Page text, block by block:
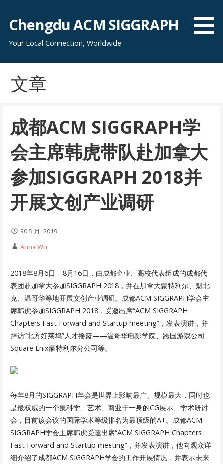
Chengdu ACM SIGGRAPH
Your Local Connection, Worldwide
文章
成都ACM SIGGRAPH学
会主席韩虎带队赴加拿大
参加SIGGRAPH 2018并
开展文创产业调研
30 5 月, 2019
Anna Wu
2018年8月6日—8月16日，由成都企业、高校代表组成的成都代
表团赴加拿大参加SIGGRAPH 2018，并在加拿大蒙特利尔、魁北
克、温哥华等地开展文创产业调研。成都ACM SIGGRAPH学会主
席韩虎参加SIGGRAPH 2018，受邀出席“ACM SIGGRAPH
Chapters Fast Forward and Startup meeting”，发表演讲，并
拜访“北方好莱坞”人才摇篮——温哥华电影学院、跨国游戏公司
Square Enix蒙特利尔分公司等。
每年8月的SIGGRAPH年会是世界上影响最广、规模最大，同时也
是最权威的一个集科学、艺术、商业于一身的CG展示、学术研讨
会，目前该会议的国际学术等级排名为最顶级的A+。成都ACM
SIGGRAPH学会主席韩虎受邀出席“ACM SIGGRAPH Chapters
Fast Forward and Startup meeting”，并发表演讲，他向观众详
细介绍了成都ACM SIGGRAPH学会的工作开展情况，并表示未来